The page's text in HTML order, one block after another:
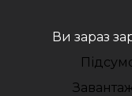
Ви зараз